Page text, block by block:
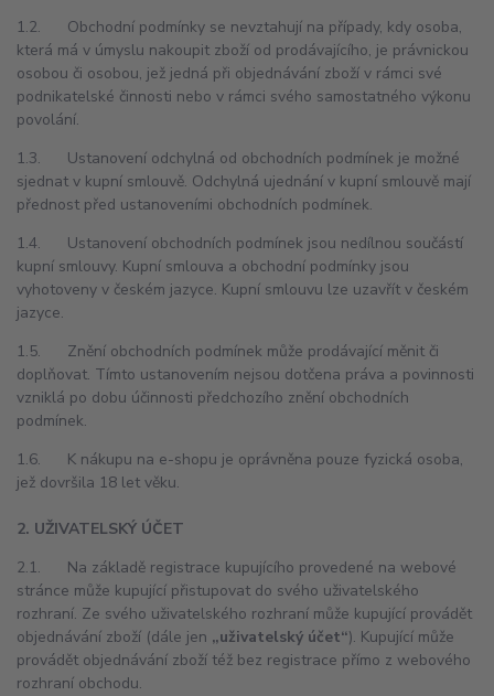
1.2. Obchodní podmínky se nevztahují na případy, kdy osoba,
která má v úmyslu nakoupit zboží od prodávajícího, je právnickou
osobou či osobou, jež jedná při objednávání zboží v rámci své
podnikatelské činnosti nebo v rámci svého samostatného výkonu
povolání.
1.3. Ustanovení odchylná od obchodních podmínek je možné
sjednat v kupní smlouvě. Odchylná ujednání v kupní smlouvě mají
přednost před ustanoveními obchodních podmínek.
1.4. Ustanovení obchodních podmínek jsou nedílnou součástí
kupní smlouvy. Kupní smlouva a obchodní podmínky jsou
vyhotoveny v českém jazyce. Kupní smlouvu lze uzavřít v českém
jazyce.
1.5. Znění obchodních podmínek může prodávající měnit či
doplňovat. Tímto ustanovením nejsou dotčena práva a povinnosti
vzniklá po dobu účinnosti předchozího znění obchodních
podmínek.
1.6. K nákupu na e-shopu je oprávněna pouze fyzická osoba,
jež dovršila 18 let věku.
2. UŽIVATELSKÝ ÚČET
2.1. Na základě registrace kupujícího provedené na webové
stránce může kupující přistupovat do svého uživatelského
rozhraní. Ze svého uživatelského rozhraní může kupující provádět
objednávání zboží (dále jen „uživatelský účet“). Kupující může
provádět objednávání zboží též bez registrace přímo z webového
rozhraní obchodu.